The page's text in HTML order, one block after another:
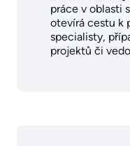
práce v oblasti
otevírá cestu k
specialisty,
projektů či